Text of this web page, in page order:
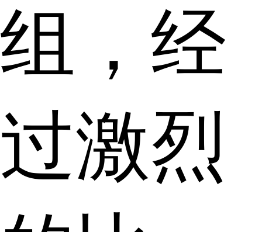
组，经
过激烈